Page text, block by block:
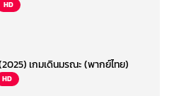
HD
เกมเดินมรณะ (พากย์ไทย)
HD